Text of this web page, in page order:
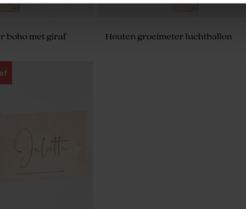
boho met giraf Houten groeimeter luchtballon